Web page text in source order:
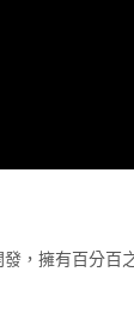
，擁有百分